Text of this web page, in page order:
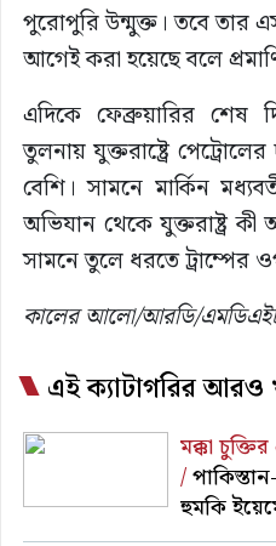
পুরোপুরি উন্মুক্ত। তবে তার
আগেই করা হয়েছে বলে
এদিকে ফেব্রুয়ারির
তুলনায় যুক্তরাষ্ট্রে
বেশি। সামনে মার্কিন
অভিযান থেকে যুক্তরাষ্ট্র
সামনে তুলে ধরতে ট্রাম্পের
কালের আলো/আরডি/
এই ক্যাটাগরির আরও
মক্কা
/
হুমকি